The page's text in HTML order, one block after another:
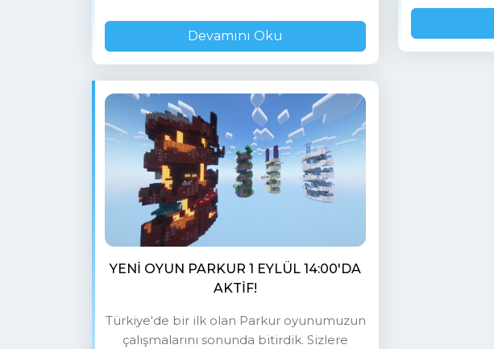
Devamını Oku
YENI OYUN PARKUR 1 EYLÜL 14:00'DA
AKTIF!
Türkiye'de bir ilk olan Parkur oyunumuzun
çalışmalarını sonunda bitirdik. Sizlere